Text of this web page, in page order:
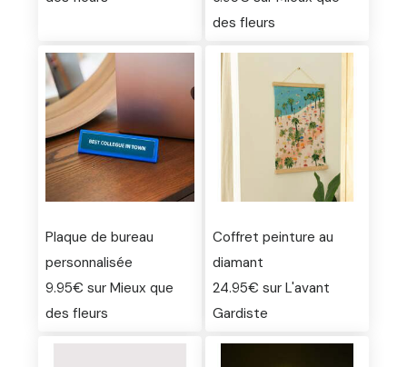
des fleurs
Plaque de bureau
personnalisée
9.95€ sur Mieux que
des fleurs
Coffret peinture au
diamant
24.95€ sur L'avant
Gardiste